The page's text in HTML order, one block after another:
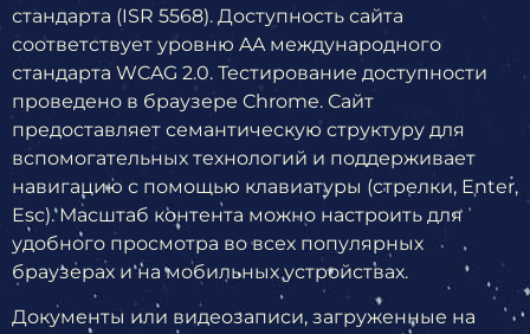
стандарта (ISR 5568). Доступность сайта
соответствует уровню AA международного
стандарта WCAG 2.0. Тестирование доступности
проведено в браузере Chrome. Сайт
предоставляет семантическую структуру для
вспомогательных технологий и поддерживает
навигацию с помощью клавиатуры (стрелки, Enter,
Esc). Масштаб контента можно настроить для
удобного просмотра во всех популярных
браузерах и на мобильных устройствах.
Документы или видеозаписи, загруженные на